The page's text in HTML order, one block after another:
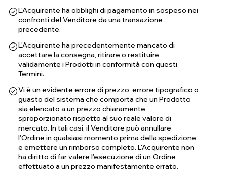
L'Acquirente ha obblighi di pagamento in sospeso nei
confronti del Venditore da una transazione
precedente.
L'Acquirente ha precedentemente mancato di
accettare la consegna, ritirare o restituire
validamente i Prodotti in conformità con questi
Termini.
Vi è un evidente errore di prezzo, errore tipografico o
guasto del sistema che comporta che un Prodotto
sia elencato a un prezzo chiaramente
sproporzionato rispetto al suo reale valore di
mercato. In tali casi, il Venditore può annullare
l'Ordine in qualsiasi momento prima della spedizione
e emettere un rimborso completo. L'Acquirente non
ha diritto di far valere l'esecuzione di un Ordine
effettuato a un prezzo manifestamente errato.